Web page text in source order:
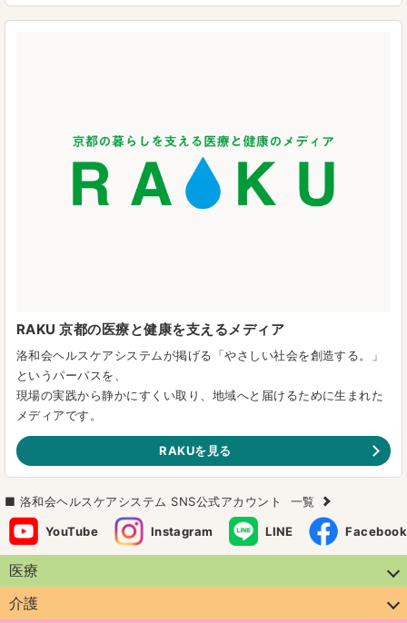
RAKU 京都の医療と健康を支えるメディア
洛和会ヘルスケアシステムが掲げる「やさしい社会を創造する。」
というパーパスを、
現場の実践から静かにすくい取り、地域へと届けるために生まれた
メディアです。
RAKUを見る
洛和会ヘルスケアシステム SNS公式アカウント 一覧
YouTube Instagram LINE Facebook
医療
介護